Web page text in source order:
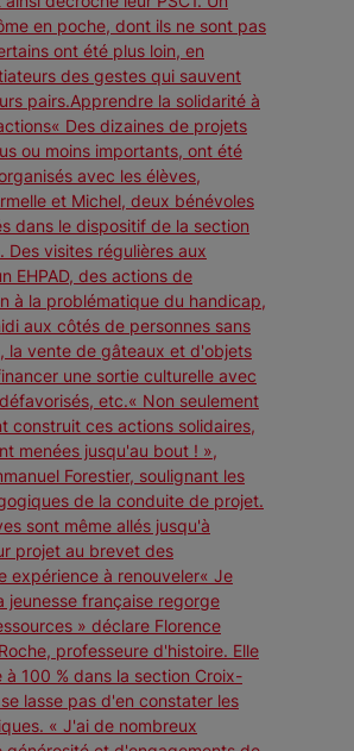
en poche, dont ils ne sont pas
ont été plus loin, en
des gestes qui sauvent
pairs.Apprendre la solidarité à
Des dizaines de projets
ou moins importants, ont été
avec les élèves,
et Michel, deux bénévoles
dans le dispositif de la section
Des visites régulières aux
EHPAD, des actions de
à la problématique du handicap,
aux côtés de personnes sans
la vente de gâteaux et d'objets
une sortie culturelle avec
etc.« Non seulement
construit ces actions solidaires,
menées jusqu'au bout ! »,
Forestier, soulignant les
de la conduite de projet.
sont même allés jusqu'à
projet au brevet des
expérience à renouveler« Je
jeunesse française regorge
» déclare Florence
professeure d'histoire. Elle
à 100 % dans la section Croix-
lasse pas d'en constater les
« J'ai de nombreux